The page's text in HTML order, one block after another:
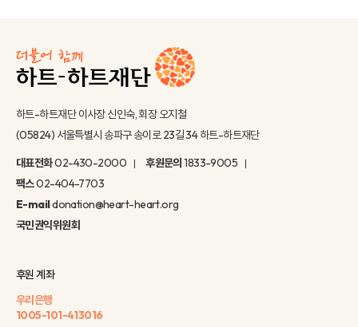
하트-하트재단 이사장 신인숙, 회장 오지철
(05824) 서울특별시 송파구 송이로 23길 34 하트-하트재단
대표전화02-430-2000 후원문의1833-9005
팩스02-404-7703
E-maildonation@heart-heart.org
국민권익위원회
후원 계좌
우리은행
1005-101-413016